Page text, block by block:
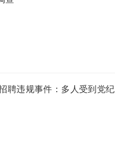
聘违规事件：多人受到党纪